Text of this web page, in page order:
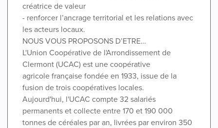
créatrice de valeur
- renforcer l’ancrage territorial et les relations avec
les acteurs locaux.
NOUS VOUS PROPOSONS D’ETRE…
L'Union Coopérative de l'Arrondissement de
Clermont (UCAC) est une coopérative
agricole française fondée en 1933, issue de la
fusion de trois coopératives locales.
Aujourd'hui, l'UCAC compte 32 salariés
permanents et collecte entre 170 et 190 000
tonnes de céréales par an, livrées par environ 350